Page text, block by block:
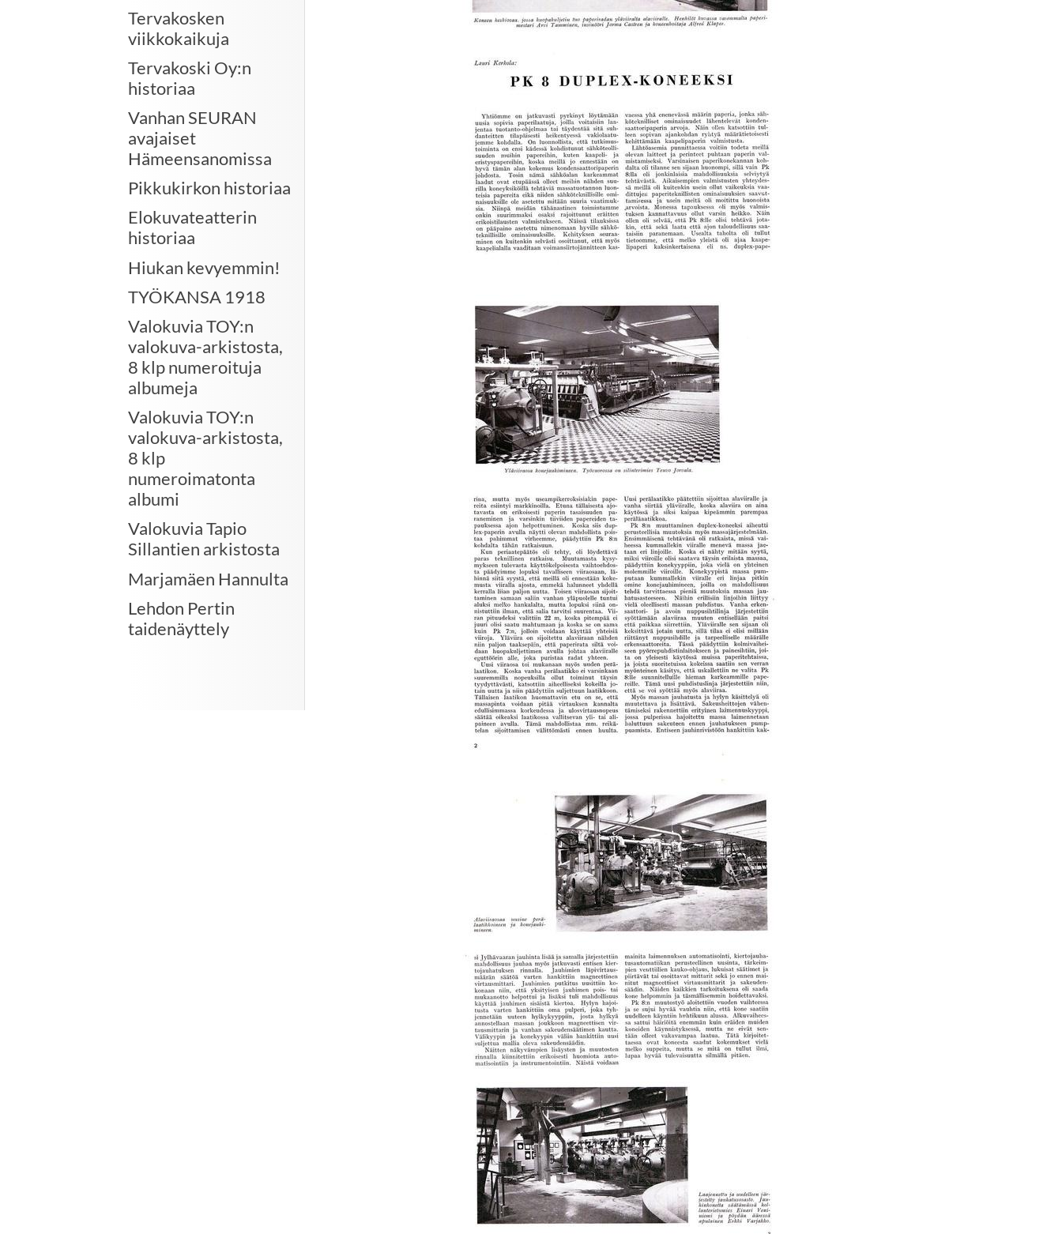
Tervakosken
viikkokaikuja
Tervakoski Oy:n
historiaa
Vanhan SEURAN
avajaiset
Hämeensanomissa
Pikkukirkon historiaa
Elokuvateatterin
historiaa
Hiukan kevyemmin!
TYÖKANSA 1918
Valokuvia TOY:n
valokuva-arkistosta,
8 klp numeroituja
albumeja
Valokuvia TOY:n
valokuva-arkistosta,
8 klp
numeroimatonta
albumi
Valokuvia Tapio
Sillantien arkistosta
Marjamäen Hannulta
Lehdon Pertin
taidenäyttely